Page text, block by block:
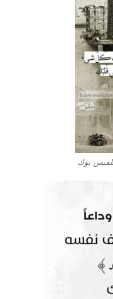
بوك